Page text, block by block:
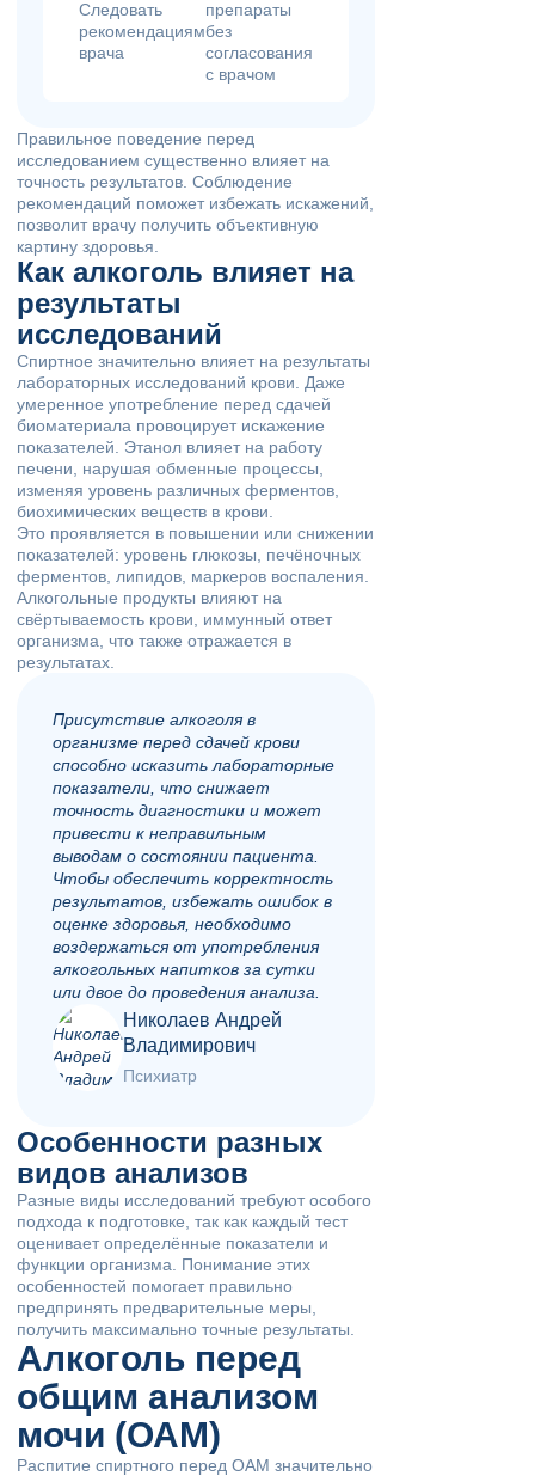
Следовать
рекомендациям
врача
препараты
без
согласования
с врачом
Правильное поведение перед
исследованием существенно влияет на
точность результатов. Соблюдение
рекомендаций поможет избежать искажений,
позволит врачу получить объективную
картину здоровья.
Как алкоголь влияет на
результаты
исследований
Спиртное значительно влияет на результаты
лабораторных исследований крови. Даже
умеренное употребление перед сдачей
биоматериала провоцирует искажение
показателей. Этанол влияет на работу
печени, нарушая обменные процессы,
изменяя уровень различных ферментов,
биохимических веществ в крови.
Это проявляется в повышении или снижении
показателей: уровень глюкозы, печёночных
ферментов, липидов, маркеров воспаления.
Алкогольные продукты влияют на
свёртываемость крови, иммунный ответ
организма, что также отражается в
результатах.
Присутствие алкоголя в
организме перед сдачей крови
способно исказить лабораторные
показатели, что снижает
точность диагностики и может
привести к неправильным
выводам о состоянии пациента.
Чтобы обеспечить корректность
результатов, избежать ошибок в
оценке здоровья, необходимо
воздержаться от употребления
алкогольных напитков за сутки
или двое до проведения анализа.
Николаев Андрей
Владимирович
Психиатр
Особенности разных
видов анализов
Разные виды исследований требуют особого
подхода к подготовке, так как каждый тест
оценивает определённые показатели и
функции организма. Понимание этих
особенностей помогает правильно
предпринять предварительные меры,
получить максимально точные результаты.
Алкоголь перед
общим анализом
мочи (ОАМ)
Распитие спиртного перед ОАМ значительно